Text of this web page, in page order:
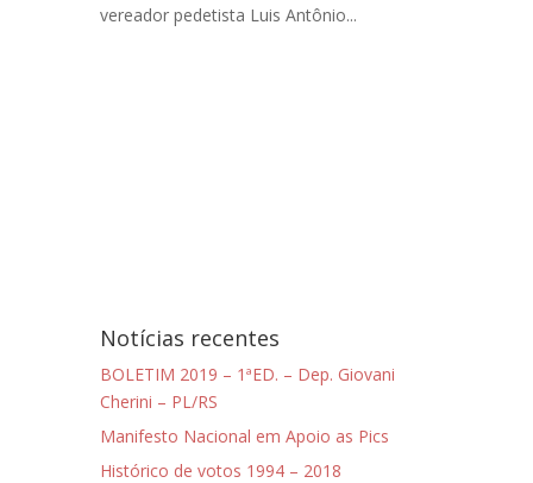
vereador pedetista Luis Antônio...
Notícias recentes
BOLETIM 2019 – 1ªED. – Dep. Giovani
Cherini – PL/RS
Manifesto Nacional em Apoio as Pics
Histórico de votos 1994 – 2018